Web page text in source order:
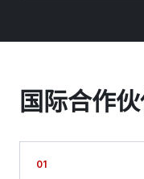
国际合作
01